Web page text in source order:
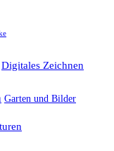
Digitales Zeichnen
Garten und Bilder